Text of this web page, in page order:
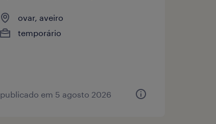
ovar, aveiro
temporário
publicado em 5 agosto 2026